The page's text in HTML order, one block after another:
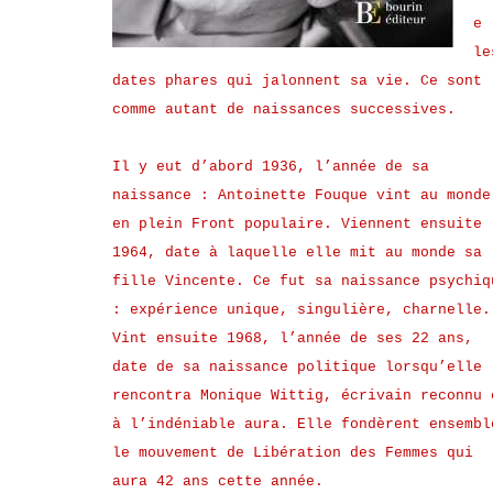
e
dates phares qui jalonnent sa vie. Ce sont
comme autant de naissances successives.
Il y eut d’abord 1936, l’année de sa
naissance : Antoinette Fouque vint au monde
en plein Front populaire. Viennent ensuite
1964, date à laquelle elle mit au monde sa
fille Vincente. Ce fut sa naissance
: expérience unique, singulière, charnelle.
Vint ensuite 1968, l’année de ses 22 ans,
date de sa naissance politique lorsqu’elle
rencontra Monique Wittig, écrivain reconnu
à l’indéniable aura. Elle fondèrent
le mouvement de Libération des Femmes qui
aura 42 ans cette année.